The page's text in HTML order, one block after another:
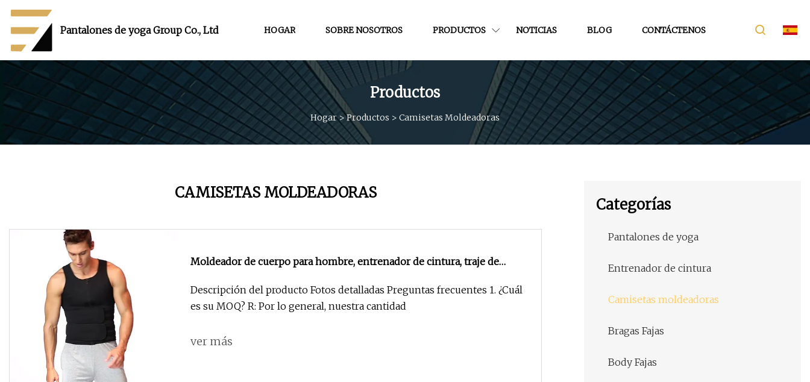
Pantalones de yoga Group Co., Ltd HOGAR SOBRE NOSOTROS PRODUCTOS NOTICIAS BLOG CONTÁCTENOS
Productos
Hogar>Productos > Camisetas Moldeadoras
CAMISETAS MOLDEADORAS
Moldeador de cuerpo para hombre, entrenador de cintura, traje de
perder peso, quemador de grasa, camisetas sin mangas para
entrenamiento, ropa moldeadora
Descripción del producto Fotos detalladas Preguntas frecuentes 1. ¿Cuál
es su MOQ? R: Por lo general, nuestra cantidad
ver más
Categorías
Pantalones de yoga
Entrenador de cintura
Camisetas moldeadoras
Bragas Fajas
Body Fajas